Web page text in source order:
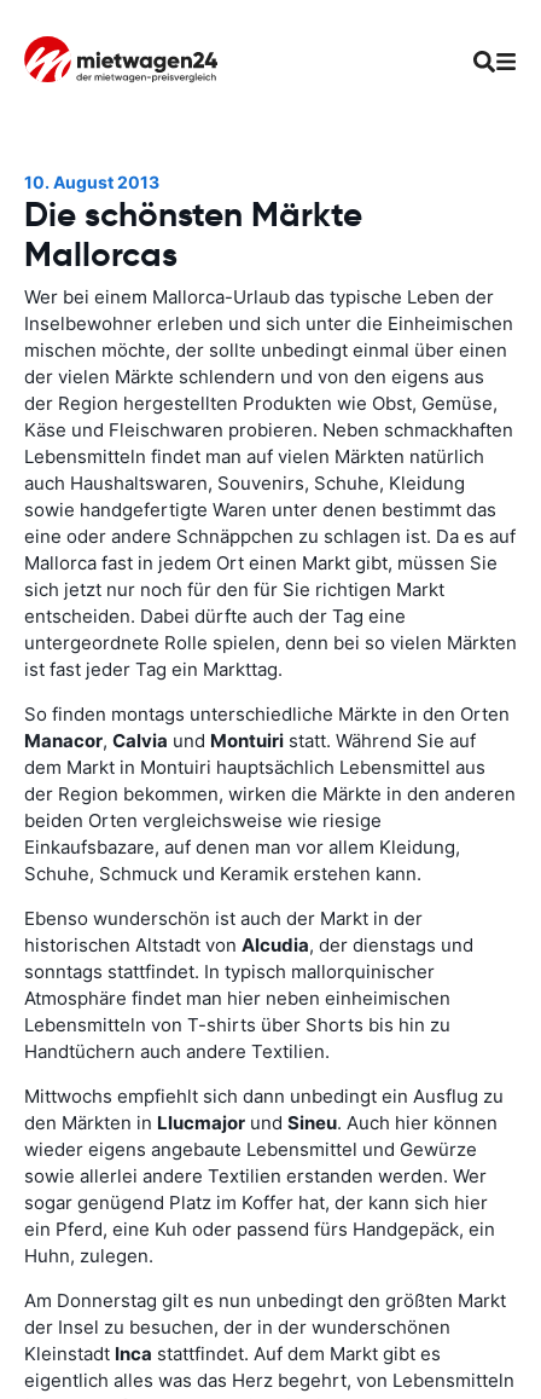
10. August 2013
Die schönsten Märkte
Mallorcas
Wer bei einem Mallorca-Urlaub das typische Leben der
Inselbewohner erleben und sich unter die Einheimischen
mischen möchte, der sollte unbedingt einmal über einen
der vielen Märkte schlendern und von den eigens aus
der Region hergestellten Produkten wie Obst, Gemüse,
Käse und Fleischwaren probieren. Neben schmackhaften
Lebensmitteln findet man auf vielen Märkten natürlich
auch Haushaltswaren, Souvenirs, Schuhe, Kleidung
sowie handgefertigte Waren unter denen bestimmt das
eine oder andere Schnäppchen zu schlagen ist. Da es auf
Mallorca fast in jedem Ort einen Markt gibt, müssen Sie
sich jetzt nur noch für den für Sie richtigen Markt
entscheiden. Dabei dürfte auch der Tag eine
untergeordnete Rolle spielen, denn bei so vielen Märkten
ist fast jeder Tag ein Markttag.
So finden montags unterschiedliche Märkte in den Orten
Manacor, Calvia und Montuiri statt. Während Sie auf
dem Markt in Montuiri hauptsächlich Lebensmittel aus
der Region bekommen, wirken die Märkte in den anderen
beiden Orten vergleichsweise wie riesige
Einkaufsbazare, auf denen man vor allem Kleidung,
Schuhe, Schmuck und Keramik erstehen kann.
Ebenso wunderschön ist auch der Markt in der
historischen Altstadt von Alcudia, der dienstags und
sonntags stattfindet. In typisch mallorquinischer
Atmosphäre findet man hier neben einheimischen
Lebensmitteln von T-shirts über Shorts bis hin zu
Handtüchern auch andere Textilien.
Mittwochs empfiehlt sich dann unbedingt ein Ausflug zu
den Märkten in Llucmajor und Sineu. Auch hier können
wieder eigens angebaute Lebensmittel und Gewürze
sowie allerlei andere Textilien erstanden werden. Wer
sogar genügend Platz im Koffer hat, der kann sich hier
ein Pferd, eine Kuh oder passend fürs Handgepäck, ein
Huhn, zulegen.
Am Donnerstag gilt es nun unbedingt den größten Markt
der Insel zu besuchen, der in der wunderschönen
Kleinstadt Inca stattfindet. Auf dem Markt gibt es
eigentlich alles was das Herz begehrt, von Lebensmitteln